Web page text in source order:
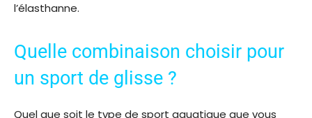
l’élasthanne.
Quelle combinaison choisir pour
un sport de glisse ?
Quel que soit le type de sport aquatique que vous